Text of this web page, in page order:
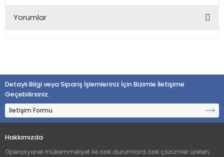
Yorumlar
Yorum Yaz
Detaylı Bilgi veya Sipariş İşlemleriniz İçin Bizimle İletişime
Geçebilirsiniz.
İletişim Formu
Hakkımızda
Operasyonel mükemmeliyet ile özel durumlara özel çözümler üreten,